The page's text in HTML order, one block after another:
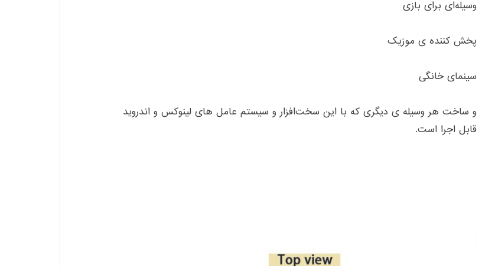
وسیله‌ای برای بازی
پخش کننده ی موزیک
سینمای خانگی
و ساخت هر وسیله ی دیگری که با این سخت‌افزار و سیستم عامل های لینوکس و اندروید
قابل اجرا است.